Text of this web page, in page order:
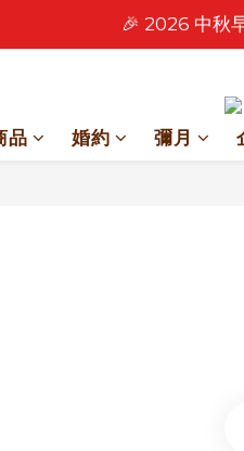
🎉 2026 中秋
🎉 2026 中秋
品 婚約 彌月